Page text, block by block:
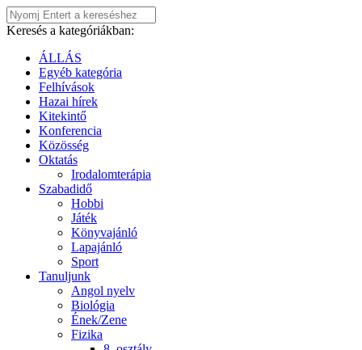
Keresés a kategóriákban:
ÁLLÁS
Egyéb kategória
Felhívások
Hazai hírek
Kitekintő
Konferencia
Közösség
Oktatás
Irodalomterápia
Szabadidő
Hobbi
Játék
Könyvajánló
Lapajánló
Sport
Tanuljunk
Angol nyelv
Biológia
Ének/Zene
Fizika